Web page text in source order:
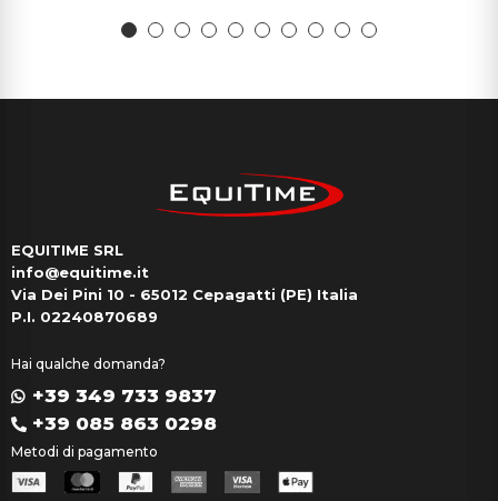
EQUITIME SRL
info@equitime.it
Via Dei Pini 10 - 65012 Cepagatti (PE) Italia
P.I. 02240870689
Hai qualche domanda?
+39 349 733 9837
+39 085 863 0298
Metodi di pagamento